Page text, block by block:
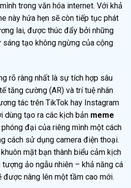
trong văn hóa internet. Với khả
này hứa hẹn sẽ còn tiếp tục phát
lai, được thúc đẩy bởi những
tạo không ngừng của cộng
rõ ràng nhất là sự tích hợp sâu
tăng cường (AR) và trí tuệ nhân
tác trên TikTok hay Instagram
dùng tạo ra các kịch bản meme
đại của riêng mình một cách
cách sử dụng camera điện thoại.
mặt bạn thành biểu cảm kịch
ảo ngẫu nhiên – khả năng cá
được nâng lên một tầm cao mới.